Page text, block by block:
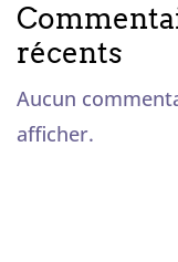
récents
Aucun
afficher.